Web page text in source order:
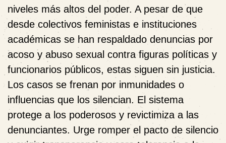
niveles más altos del poder. A pesar de que
desde colectivos feministas e instituciones
académicas se han respaldado denuncias por
acoso y abuso sexual contra figuras políticas y
funcionarios públicos, estas siguen sin justicia.
Los casos se frenan por inmunidades o
influencias que los silencian. El sistema
protege a los poderosos y revictimiza a las
denunciantes. Urge romper el pacto de silencio